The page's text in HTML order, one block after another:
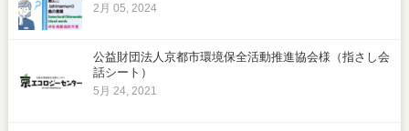
2月 05, 2024
公益財団法人京都市環境保全活動推進協会様（指さし会
話シート）
5月 24, 2021